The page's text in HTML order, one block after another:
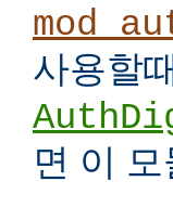
사용할때
면 이